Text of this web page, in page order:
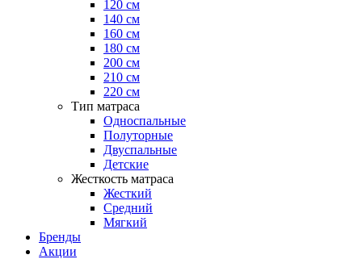
120 см
140 см
160 см
180 см
200 см
210 см
220 см
Тип матраса
Односпальные
Полуторные
Двуспальные
Детские
Жесткость матраса
Жесткий
Средний
Мягкий
Бренды
Акции